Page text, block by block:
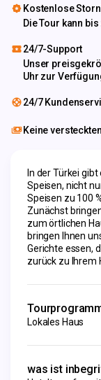
Kostenlose
Die Tour kann
24/7-Support
Unser
Uhr zur
24/7
Keine
In der Türkei
Speisen, nicht
Speisen zu 100
Zunächst
zum örtlichen
bringen Ihnen
Gerichte essen,
zurück zu Ihrem
Lokales Haus
was ist